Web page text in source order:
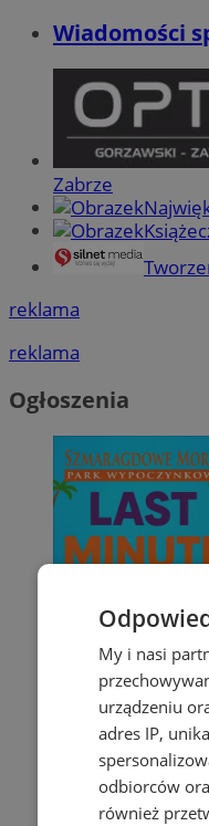
Wiadomości
Zabrze
reklama
reklama
Ogłoszenia
My i nasi
urządzeniu
adres IP,
odbiorców
również